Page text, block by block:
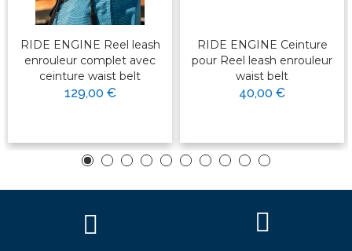
RIDE ENGINE Reel leash
enrouleur complet avec
ceinture waist belt
129,00 €
RIDE ENGINE Ceinture
pour Reel leash enrouleur
waist belt
40,00 €